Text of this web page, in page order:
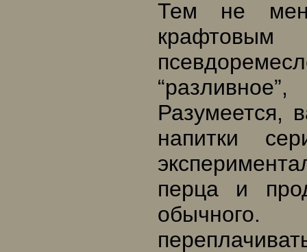
Тем не
Разумеется,
напитки
перца и
обычного.